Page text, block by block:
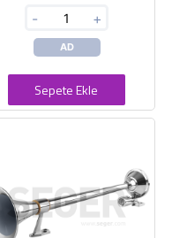
- +
AD
Sepete Ekle